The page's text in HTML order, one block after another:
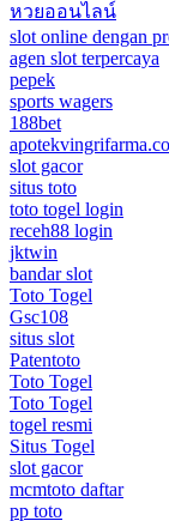
หวยออนไลน์
slot online dengan
agen slot terpercaya
pepek
sports wagers
188bet
slot gacor
situs toto
toto togel login
receh88 login
jktwin
bandar slot
Toto Togel
Gsc108
situs slot
Patentoto
Toto Togel
Toto Togel
togel resmi
Situs Togel
slot gacor
mcmtoto daftar
pp toto